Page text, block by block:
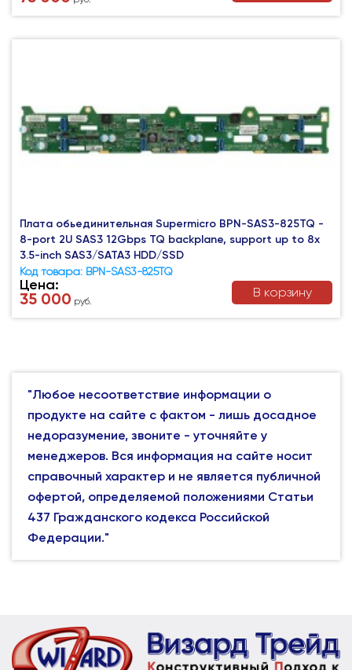
Плата обьединительная Supermicro BPN-SAS3-825TQ -
8-port 2U SAS3 12Gbps TQ backplane, support up to 8x
3.5-inch SAS3/SATA3 HDD/SSD
Код товара: BPN-SAS3-825TQ
Цена:
35 000 руб.
В корзину
"Любое несоответствие информации о
продукте на сайте с фактом - лишь досадное
недоразумение, звоните - уточняйте у
менеджеров. Вся информация на сайте носит
справочный характер и не является публичной
офертой, определяемой положениями Статьи
437 Гражданского кодекса Российской
Федерации."